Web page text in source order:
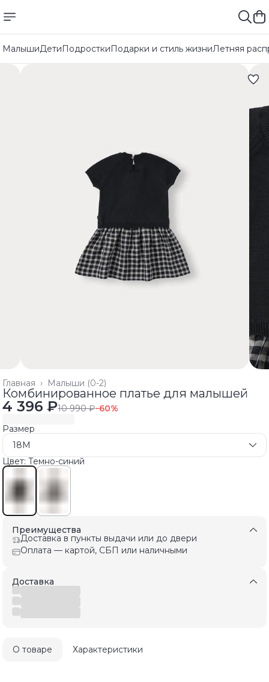
МалышиДетиПодросткиПодарки и стиль жизниЛетняя
Малыши (0-2)
Главная ›
Комбинированное платье для малышей
4 396 ₽10 990 ₽−60%
Размер
18M
Цвет: Темно-синий
Преимущества
Доставка в пункты выдачи или до двери
Оплата — картой, СБП или наличными
Доставка
О товаре Характеристики